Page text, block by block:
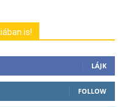
is!
LÁJK
FOLLOW